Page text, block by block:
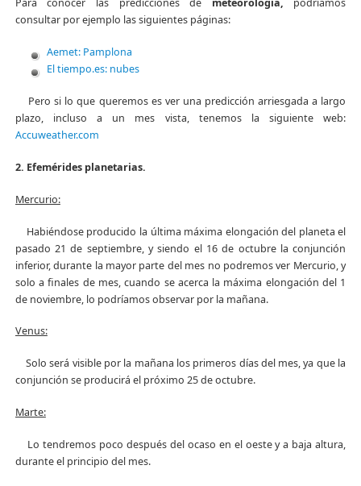
Para conocer las predicciones de meteorología, podríamos
consultar por ejemplo las siguientes páginas:
Aemet: Pamplona
El tiempo.es: nubes
Pero si lo que queremos es ver una predicción arriesgada a largo
plazo, incluso a un mes vista, tenemos la siguiente web:
Accuweather.com
2. Efemérides planetarias.
Mercurio:
Habiéndose producido la última máxima elongación del planeta el
pasado 21 de septiembre, y siendo el 16 de octubre la conjunción
inferior, durante la mayor parte del mes no podremos ver Mercurio, y
solo a finales de mes, cuando se acerca la máxima elongación del 1
de noviembre, lo podríamos observar por la mañana.
Venus:
Solo será visible por la mañana los primeros días del mes, ya que la
conjunción se producirá el próximo 25 de octubre.
Marte:
Lo tendremos poco después del ocaso en el oeste y a baja altura,
durante el principio del mes.